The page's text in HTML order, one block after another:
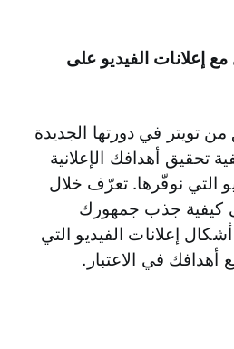
إعلانات الفيديو على
تُقدّم ‏‫مدرسة التسويق من تويتر‬ في دورتها الجديدة
تحقيق أهدافك الإعلانية
التي نوفّرها. تعرّف خلال
على كيفية جذب جمهورك
إعلانات الفيديو التي
في الاعتبار.